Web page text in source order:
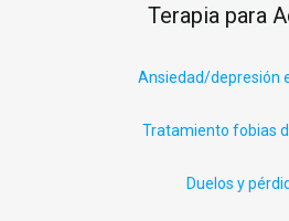
Terapia para
Ansiedad/depresión
Tratamiento fobias
Duelos y